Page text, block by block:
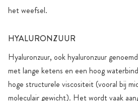
het weefsel.
HYALURONZUUR
Hyaluronzuur, ook hyaluronzuur
met lange ketens en een hoog
hoge structurele viscositeit (vooral bij
moleculair gewicht). Het wordt vaak